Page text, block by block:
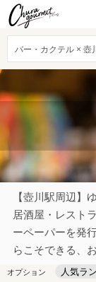
バー・カクテル × 壺
【壺川駅周辺】
居酒屋・レスト
ーペーパーを発
らこそできる、
オプション 人気ラ